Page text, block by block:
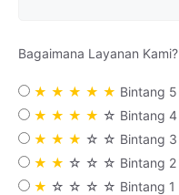
Bagaimana Layanan Kami?
★ ★ ★ ★ ★ Bintang 5
★ ★ ★ ★ ☆ Bintang 4
★ ★ ★ ☆ ☆ Bintang 3
★ ★ ☆ ☆ ☆ Bintang 2
★ ☆ ☆ ☆ ☆ Bintang 1